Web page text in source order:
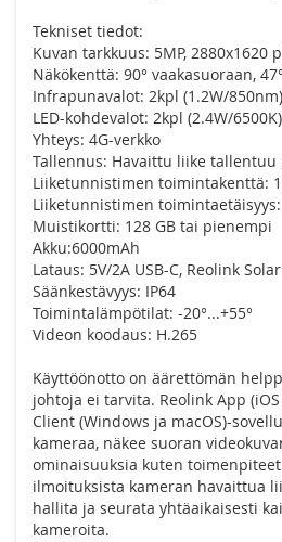
Tekniset tiedot:
Kuvan tarkkuus: 5MP, 2880x1620
Näkökenttä: 90° vaakasuoraan,
Infrapunavalot: 2kpl (1.2W/850nm)
LED-kohdevalot: 2kpl (2.4W/6500K)
Yhteys: 4G-verkko
Tallennus: Havaittu liike
Liiketunnistimen toimintakenttä:
Liiketunnistimen
Muistikortti: 128 GB tai pienempi
Akku:6000mAh
Lataus: 5V/2A USB-C, Reolink
Säänkestävyys: IP64
Toimintalämpötilat: -20°...+55°
Videon koodaus: H.265
Käyttöönotto on äärettömän
johtoja ei tarvita. Reolink App
Client (Windows ja macOS)-
kameraa, näkee suoran
ominaisuuksia kuten
ilmoituksista kameran havaittua
hallita ja seurata yhtäaikaisesti
kameroita.